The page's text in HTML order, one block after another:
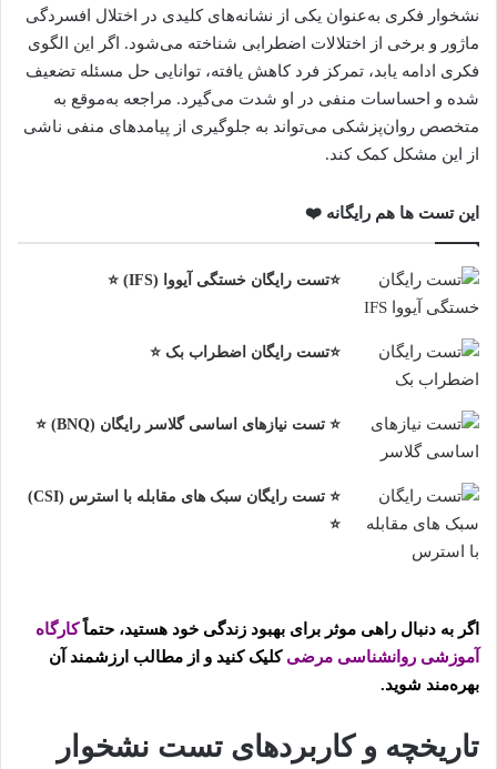
نشخوار فکری به‌عنوان یکی از نشانه‌های کلیدی در اختلال افسردگی
ماژور و برخی از اختلالات اضطرابی شناخته می‌شود. اگر این الگوی
فکری ادامه یابد، تمرکز فرد کاهش یافته، توانایی حل مسئله تضعیف
شده و احساسات منفی در او شدت می‌گیرد. مراجعه به‌موقع به
متخصص روان‌پزشکی می‌تواند به جلوگیری از پیامدهای منفی ناشی
از این مشکل کمک کند.
این تست ها هم رایگانه ❤️
⭐تست رایگان خستگی آیووا (IFS) ⭐
⭐تست رایگان اضطراب بک ⭐
⭐ تست نیازهای اساسی گلاسر رایگان (BNQ) ⭐
⭐ تست رایگان سبک های مقابله با استرس (CSI)
⭐
اگر به دنبال راهی موثر برای بهبود زندگی خود هستید، حتماًکارگاه
آموزشی روانشناسی مرضی کلیک کنید و از مطالب ارزشمند آن
بهره‌مند شوید.
تاریخچه و کاربردهای تست نشخوار